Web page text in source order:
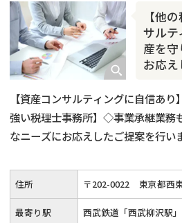
相続人調査
相続トラブル
【他
サルテ
産を
お応え
【資産コンサルティングに自信あ
強い税理士事務所】◇事業承継業務
なニーズにお応えしたご提案を行い
住所 〒202-0022 東京都西
最寄り駅 西武鉄道「西武柳沢駅